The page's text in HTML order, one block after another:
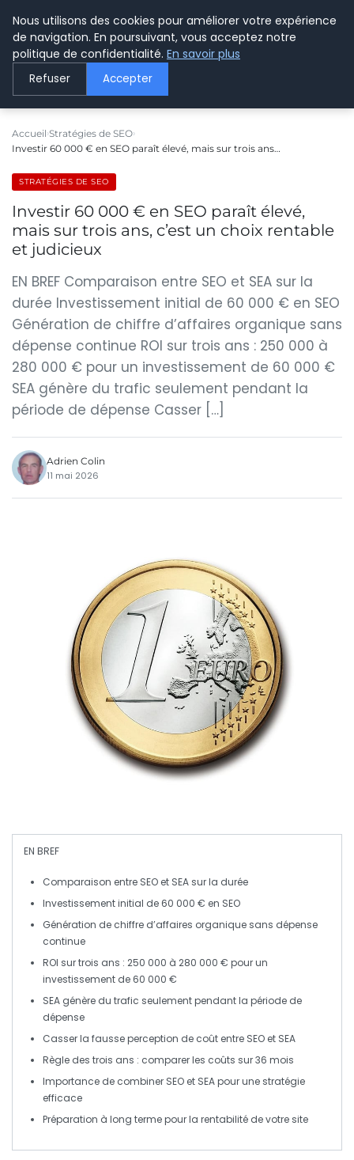
LE WEBMARKETING
Accueil Stratégies de SEO
Investir 60 000 € en SEO paraît élevé, mais sur trois ans…
STRATÉGIES DE SEO
Investir 60 000 € en SEO paraît élevé,
mais sur trois ans, c’est un choix rentable
et judicieux
EN BREF Comparaison entre SEO et SEA sur la
durée Investissement initial de 60 000 € en SEO
Génération de chiffre d’affaires organique sans
dépense continue ROI sur trois ans : 250 000 à
280 000 € pour un investissement de 60 000 €
SEA génère du trafic seulement pendant la
période de dépense Casser […]
Adrien Colin
11 mai 2026
EN BREF
Comparaison entre SEO et SEA sur la durée
Investissement initial de 60 000 € en SEO
Génération de chiffre d’affaires organique sans dépense
continue
ROI sur trois ans : 250 000 à 280 000 € pour un
investissement de 60 000 €
SEA génère du trafic seulement pendant la période de
dépense
Casser la fausse perception de coût entre SEO et SEA
Règle des trois ans : comparer les coûts sur 36 mois
Importance de combiner SEO et SEApour une stratégie
efficace
Préparation à long terme pour la rentabilité de votre site
Nous utilisons des cookies pour améliorer votre expérience
de navigation. En poursuivant, vous acceptez notre
politique de confidentialité. En savoir plus
Refuser Accepter